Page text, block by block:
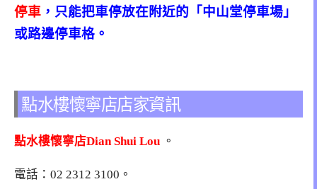
停車 ，只能把車停放在附近的「中山堂停車場」
或路邊停車格。
點水樓懷寧店店家資訊
點水樓懷寧店Dian Shui Lou 。
電話： 02 2312 3100 。